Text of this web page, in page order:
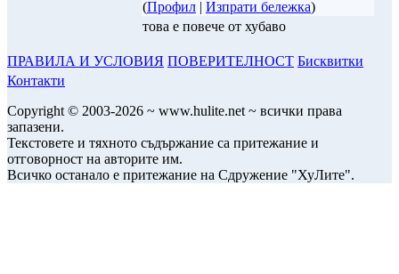
(Профил | Изпрати бележка)
това е повече от хубаво
ПРАВИЛА И УСЛОВИЯ ПОВЕРИТЕЛНОСТ Бисквитки
Контакти
Copyright © 2003-2026 ~ www.hulite.net ~ всички права
запазени.
Текстовете и тяхното съдържание са притежание и
отговорност на авторите им.
Всичко останало е притежание на Сдружение "ХуЛите".